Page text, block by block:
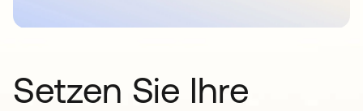
Setzen Sie Ihre